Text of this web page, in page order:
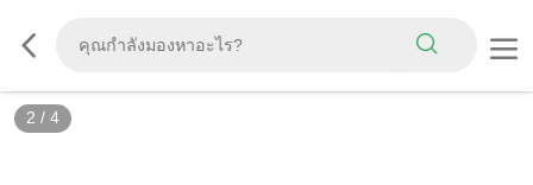
2 / 4